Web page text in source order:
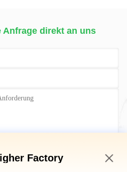
Anfrage direkt an uns
Factory